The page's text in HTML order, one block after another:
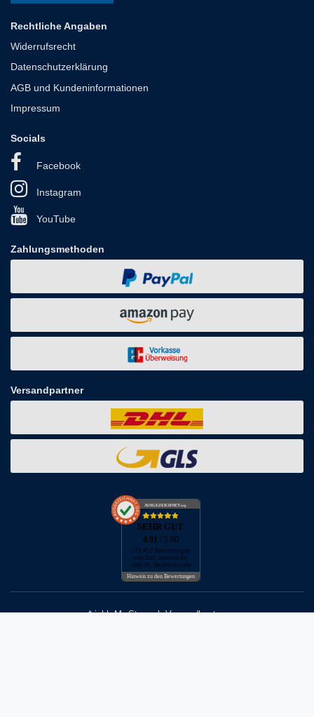
Rechtliche Angaben
Widerrufsrecht
Datenschutzerklärung
AGB und Kundeninformationen
Impressum
Socials
Facebook
Instagram
YouTube
Zahlungsmethoden
Versandpartner
AUSGEZEICHNET.org
SEHR GUT
4.91 / 5.00
173.452 Bewertungen
von hier, amazon.de,
ebay.de, facebook.com
Hinweis zu den Bewertungen
* inkl. MwSt. zzgl. Versandkosten